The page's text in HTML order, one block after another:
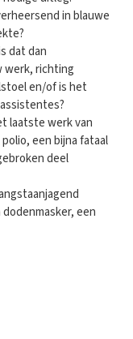
in blauwe
dat dan
werk, richting
en/of is het
laatste werk van
een bijna fataal
deel
een